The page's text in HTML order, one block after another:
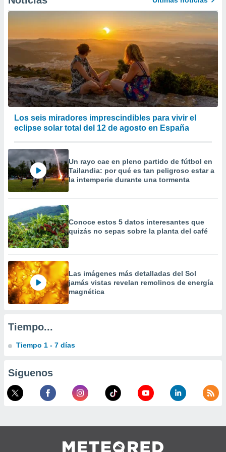
publicidad
publicidad
de
1199
Los seis miradores imprescindibles para vivir el
eclipse solar total del 12 de agosto en España
Un rayo cae en pleno partido de fútbol en
Tailandia: por qué es tan peligroso estar a
la intemperie durante una tormenta
Conoce estos 5 datos interesantes que
quizás no sepas sobre la planta del café
Las imágenes más detalladas del Sol
jamás vistas revelan remolinos de energía
magnética
Tiempo...
Tiempo 1 - 7 días
Síguenos